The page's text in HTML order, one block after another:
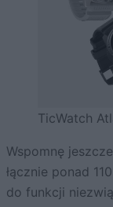
TicWatch
Wspomnę
łącznie ponad
do funkcji